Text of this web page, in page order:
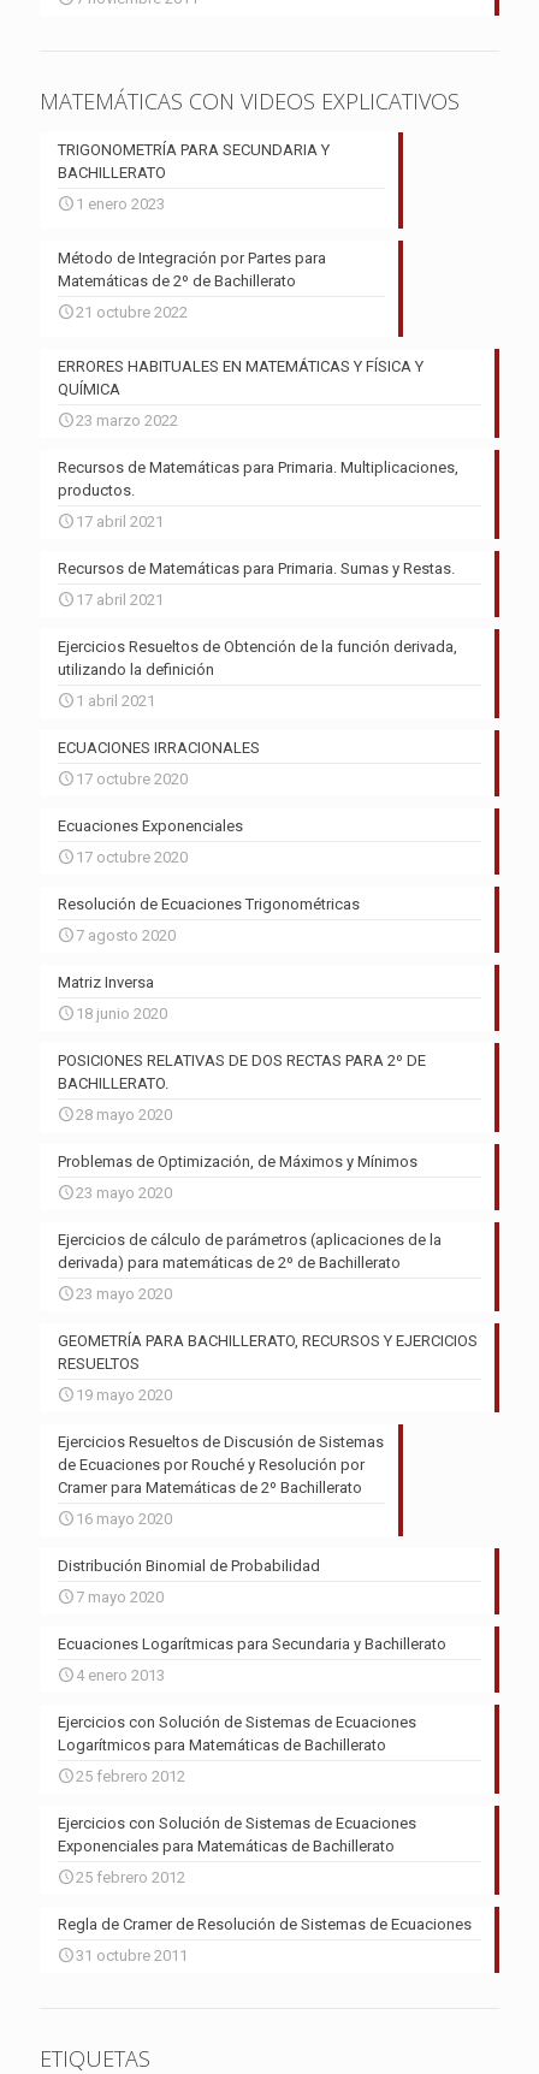
MATEMÁTICAS CON VIDEOS EXPLICATIVOS
TRIGONOMETRÍA PARA SECUNDARIA Y
BACHILLERATO
1 enero 2023
Método de Integración por Partes para
Matemáticas de 2º de Bachillerato
21 octubre 2022
ERRORES HABITUALES EN MATEMÁTICAS Y FÍSICA Y
QUÍMICA
23 marzo 2022
Recursos de Matemáticas para Primaria. Multiplicaciones,
productos.
17 abril 2021
Recursos de Matemáticas para Primaria. Sumas y Restas.
17 abril 2021
Ejercicios Resueltos de Obtención de la función derivada,
utilizando la definición
1 abril 2021
ECUACIONES IRRACIONALES
17 octubre 2020
Ecuaciones Exponenciales
17 octubre 2020
Resolución de Ecuaciones Trigonométricas
7 agosto 2020
Matriz Inversa
18 junio 2020
POSICIONES RELATIVAS DE DOS RECTAS PARA 2º DE
BACHILLERATO.
28 mayo 2020
Problemas de Optimización, de Máximos y Mínimos
23 mayo 2020
Ejercicios de cálculo de parámetros (aplicaciones de la
derivada) para matemáticas de 2º de Bachillerato
23 mayo 2020
GEOMETRÍA PARA BACHILLERATO, RECURSOS Y EJERCICIOS
RESUELTOS
19 mayo 2020
Ejercicios Resueltos de Discusión de Sistemas
de Ecuaciones por Rouché y Resolución por
Cramer para Matemáticas de 2º Bachillerato
16 mayo 2020
Distribución Binomial de Probabilidad
7 mayo 2020
Ecuaciones Logarítmicas para Secundaria y Bachillerato
4 enero 2013
Ejercicios con Solución de Sistemas de Ecuaciones
Logarítmicos para Matemáticas de Bachillerato
25 febrero 2012
Ejercicios con Solución de Sistemas de Ecuaciones
Exponenciales para Matemáticas de Bachillerato
25 febrero 2012
Regla de Cramer de Resolución de Sistemas de Ecuaciones
31 octubre 2011
ETIQUETAS